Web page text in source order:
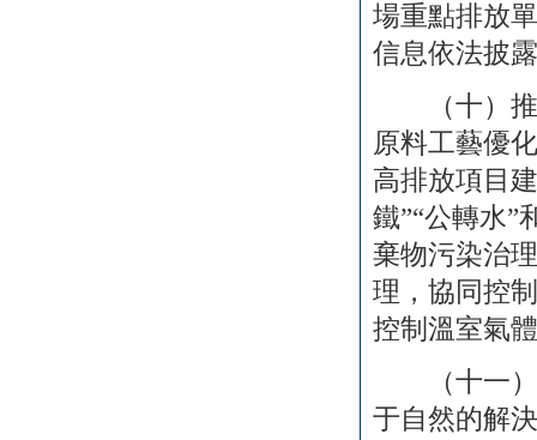
場重點排放
信息依法披
（十）推
原料工藝優
高排放項目
鐵”“公轉水”
棄物污染治
理，協同控
控制溫室氣
（十一）
于自然的解